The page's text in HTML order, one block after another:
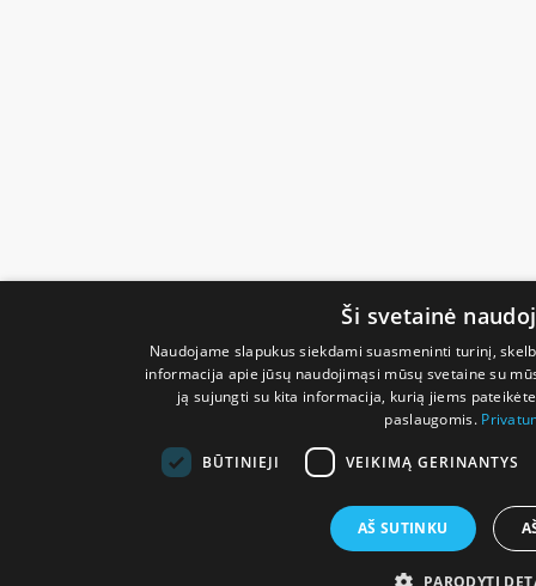
Ši svetainė
Naudojame slapukus siekdami suasmeninti turinį,
informacija apie jūsų naudojimąsi mūsų svetaine su
ją sujungti su kita informacija, kurią jiems
paslaugomis.
BŪTINIEJI VEIKIMĄ GERINANTYS
AŠ SUTINKU
PARODYTI